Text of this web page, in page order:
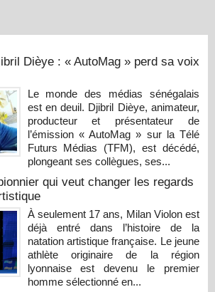
Dièye : « AutoMag » perd sa voix
Le monde des médias sénégalais
est en deuil. Djibril Dièye, animateur,
producteur et présentateur de
l’émission « AutoMag » sur la Télé
Futurs Médias (TFM), est décédé,
plongeant ses collègues, ses...
qui veut changer les regards
À seulement 17 ans, Milan Violon est
déjà entré dans l’histoire de la
natation artistique française. Le jeune
athlète originaire de la région
lyonnaise est devenu le premier
homme sélectionné en...